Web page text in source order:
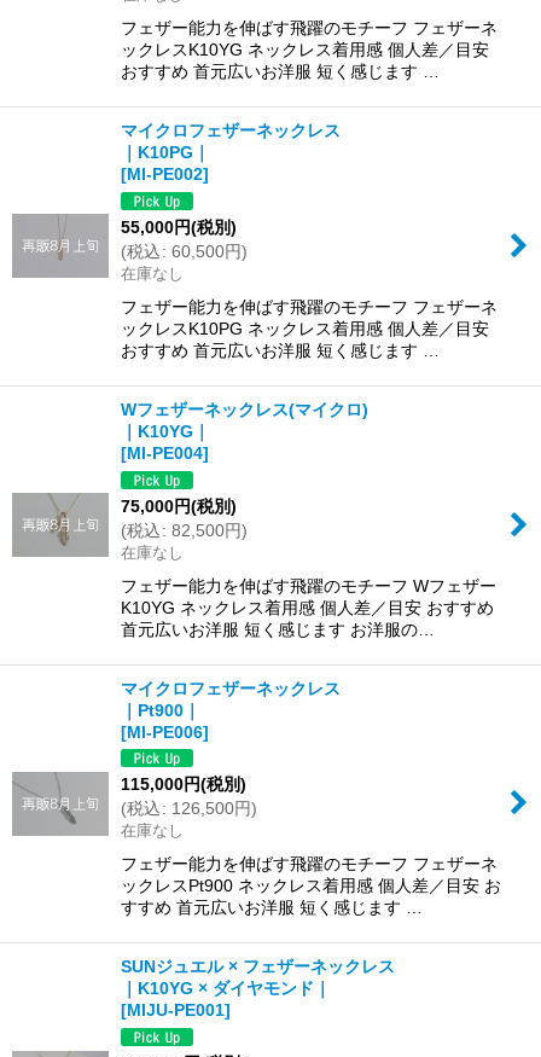
フェザー能力を伸ばす飛躍のモチーフ フェザーネ
ックレスK10YG ネックレス着用感 個人差／目安
おすすめ 首元広いお洋服 短く感じます …
マイクロフェザーネックレス
｜K10PG｜
[MI-PE002]
55,000円(税別)
(税込: 60,500円)
在庫なし
フェザー能力を伸ばす飛躍のモチーフ フェザーネ
ックレスK10PG ネックレス着用感 個人差／目安
おすすめ 首元広いお洋服 短く感じます …
Wフェザーネックレス(マイクロ)
｜K10YG｜
[MI-PE004]
75,000円(税別)
(税込: 82,500円)
在庫なし
フェザー能力を伸ばす飛躍のモチーフ Wフェザー
K10YG ネックレス着用感 個人差／目安 おすすめ
首元広いお洋服 短く感じます お洋服の…
マイクロフェザーネックレス
｜Pt900｜
[MI-PE006]
115,000円(税別)
(税込: 126,500円)
在庫なし
フェザー能力を伸ばす飛躍のモチーフ フェザーネ
ックレスPt900 ネックレス着用感 個人差／目安 お
すすめ 首元広いお洋服 短く感じます …
SUNジュエル × フェザーネックレス
｜K10YG × ダイヤモンド｜
[MIJU-PE001]